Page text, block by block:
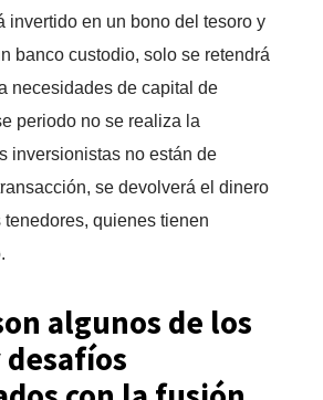
invertido en un bono del tesoro y
banco custodio, solo se retendrá
necesidades de capital de
periodo no se realiza la
inversionistas no están de
se devolverá el dinero
tenedores, quienes tienen
algunos de los
desafíos